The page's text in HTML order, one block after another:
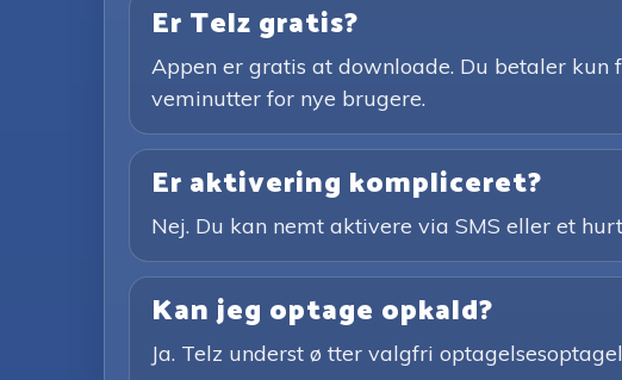
Er Telz gratis?
Appen er gratis at downloade. Du betaler
veminutter for nye brugere.
Er aktivering kompliceret?
Nej. Du kan nemt aktivere via SMS eller et
Kan jeg optage opkald?
Ja. Telz underst ø tter valgfri